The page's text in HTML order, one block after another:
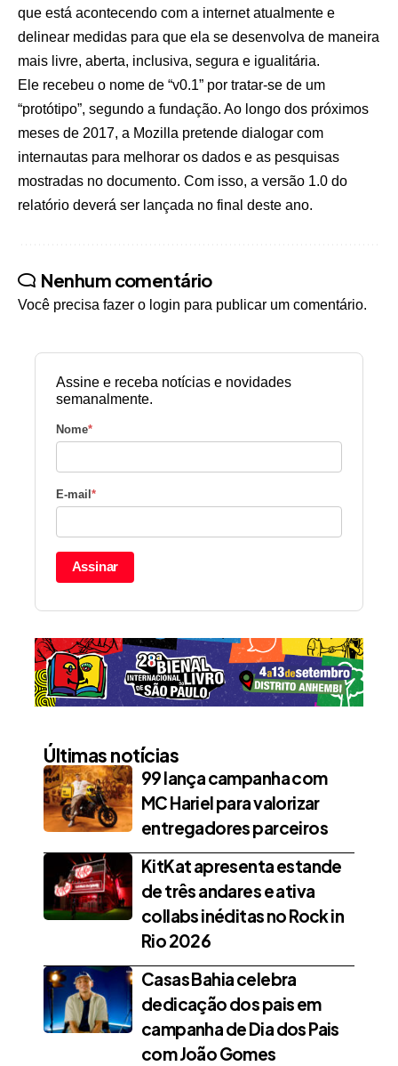
que está acontecendo com a internet atualmente e
delinear medidas para que ela se desenvolva de maneira
mais livre, aberta, inclusiva, segura e igualitária.
Ele recebeu o nome de “v0.1” por tratar-se de um
“protótipo”, segundo a fundação. Ao longo dos próximos
meses de 2017, a Mozilla pretende dialogar com
internautas para melhorar os dados e as pesquisas
mostradas no documento. Com isso, a versão 1.0 do
relatório deverá ser lançada no final deste ano.
Nenhum comentário
Você precisa fazer o login para publicar um comentário.
Assine e receba notícias e novidades
semanalmente.
Nome*
E-mail*
Assinar
Últimas notícias
99 lança campanha com
MC Hariel para valorizar
entregadores parceiros
KitKat apresenta estande
de três andares e ativa
collabs inéditas no Rock in
Rio 2026
Casas Bahia celebra
dedicação dos pais em
campanha de Dia dos Pais
com João Gomes